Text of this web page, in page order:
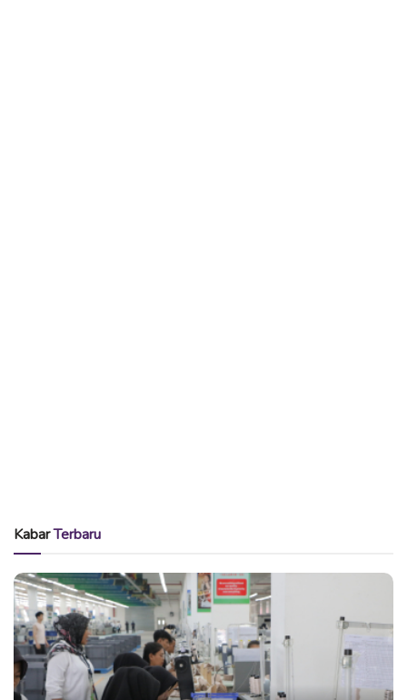
KabarTerbaru